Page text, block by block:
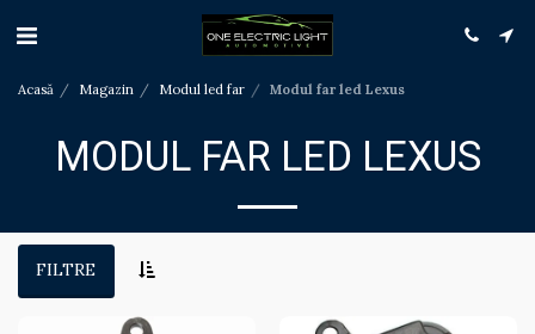
Acasă Magazin Modul led far Modul far led Lexus
MODUL FAR LED LEXUS
FILTRE